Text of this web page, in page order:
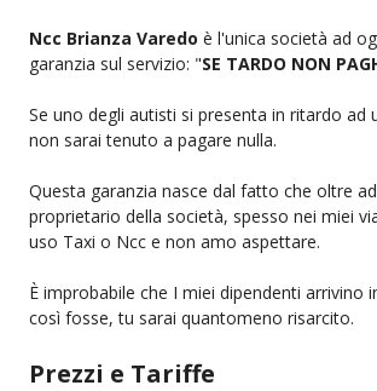
Ncc Brianza Varedo è l'unica società ad
garanzia sul servizio: "SE TARDO NON
Se uno degli autisti si presenta in ritardo ad
non sarai tenuto a pagare nulla.
Questa garanzia nasce dal fatto che oltre
proprietario della società, spesso nei miei
uso Taxi o Ncc e non amo aspettare.
È improbabile che I miei dipendenti arrivino
così fosse, tu sarai quantomeno risarcito.
Prezzi e Tariffe